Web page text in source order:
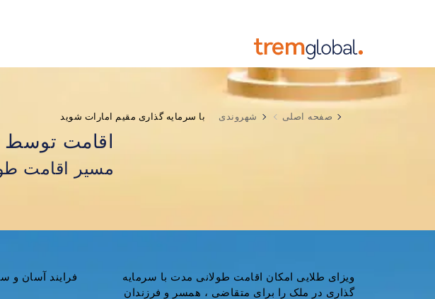
صفحه اصلی شهروندی با سرمایه گذاری مقیم امارات شوید
اقامت توسط
مسیر اقامت
ویزای طلایی امکان اقامت طولانی مدت با سرمایه
گذاری در ملک را برای متقاضی ، همسر و فرزندان
فرایند آسان و